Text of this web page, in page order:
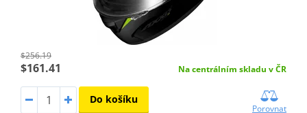
$256.19
$161.41 Na centrálním skladu v ČR
Do košíku
Porovnat